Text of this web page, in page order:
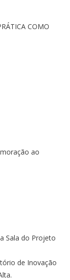
COMO
ao
Sala do Projeto
de Inovação